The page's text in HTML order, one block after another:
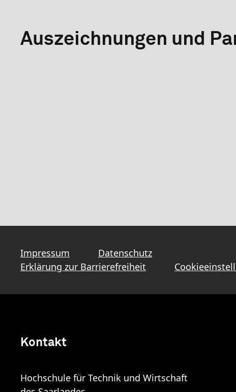
Auszeichnungen und
Impressum
Datenschutz
Erklärung zur Barrierefreiheit
Kontakt
Hochschule für Technik und Wirtschaft